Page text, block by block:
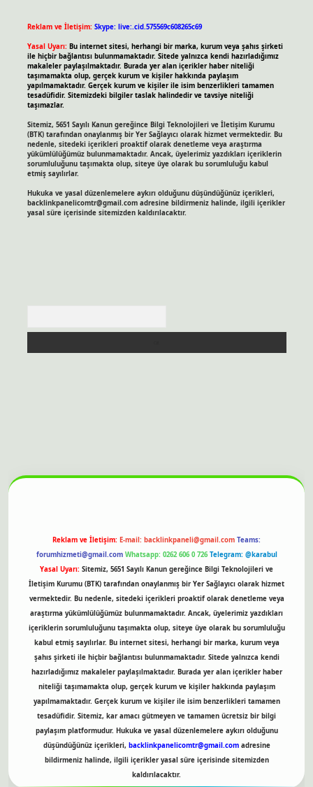
Reklam ve İletişim: Skype: live:.cid.575569c608265c69
Yasal Uyarı: Bu internet sitesi, herhangi bir marka, kurum veya şahıs şirketi
ile hiçbir bağlantısı bulunmamaktadır. Sitede yalnızca kendi hazırladığımız
makaleler paylaşılmaktadır. Burada yer alan içerikler haber niteliği
taşımamakta olup, gerçek kurum ve kişiler hakkında paylaşım
yapılmamaktadır. Gerçek kurum ve kişiler ile isim benzerlikleri tamamen
tesadüfidir. Sitemizdeki bilgiler taslak halindedir ve tavsiye niteliği
taşımazlar.
Sitemiz, 5651 Sayılı Kanun gereğince Bilgi Teknolojileri ve İletişim Kurumu
(BTK) tarafından onaylanmış bir Yer Sağlayıcı olarak hizmet vermektedir. Bu
nedenle, sitedeki içerikleri proaktif olarak denetleme veya araştırma
yükümlülüğümüz bulunmamaktadır. Ancak, üyelerimiz yazdıkları içeriklerin
sorumluluğunu taşımakta olup, siteye üye olarak bu sorumluluğu kabul
etmiş sayılırlar.
Hukuka ve yasal düzenlemelere aykırı olduğunu düşündüğünüz içerikleri,
backlinkpanelicomtr@gmail.comadresine bildirmeniz halinde, ilgili içerikler
yasal süre içerisinde sitemizden kaldırılacaktır.
Reklam ve İletişim: E-mail: backlinkpaneli@gmail.com Teams:
forumhizmeti@gmail.com Whatsapp: 0262 606 0 726 Telegram: @karabul
Yasal Uyarı: Sitemiz, 5651 Sayılı Kanun gereğince Bilgi Teknolojileri ve
İletişim Kurumu (BTK) tarafından onaylanmış bir Yer Sağlayıcı olarak hizmet
vermektedir. Bu nedenle, sitedeki içerikleri proaktif olarak denetleme veya
araştırma yükümlülüğümüz bulunmamaktadır. Ancak, üyelerimiz yazdıkları
içeriklerin sorumluluğunu taşımakta olup, siteye üye olarak bu sorumluluğu
kabul etmiş sayılırlar. Bu internet sitesi, herhangi bir marka, kurum veya
şahıs şirketi ile hiçbir bağlantısı bulunmamaktadır. Sitede yalnızca kendi
hazırladığımız makaleler paylaşılmaktadır. Burada yer alan içerikler haber
niteliği taşımamakta olup, gerçek kurum ve kişiler hakkında paylaşım
yapılmamaktadır. Gerçek kurum ve kişiler ile isim benzerlikleri tamamen
tesadüfidir. Sitemiz, kar amacı gütmeyen ve tamamen ücretsiz bir bilgi
paylaşım platformudur. Hukuka ve yasal düzenlemelere aykırı olduğunu
düşündüğünüz içerikleri, backlinkpanelicomtr@gmail.comadresine
bildirmeniz halinde, ilgili içerikler yasal süre içerisinde sitemizden
kaldırılacaktır.